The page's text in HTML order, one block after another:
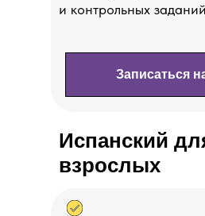
Записаться
и контрольных
Испанский
взрослых